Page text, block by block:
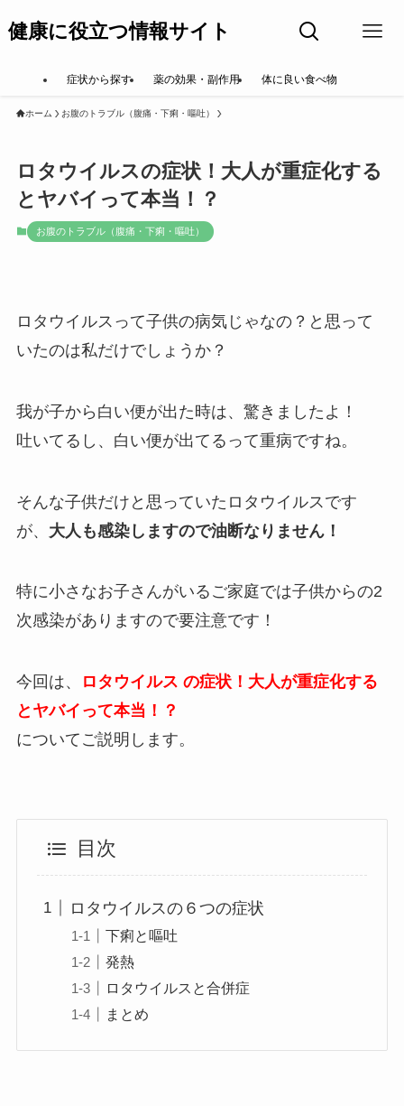
健康に役立つ情報サイト
症状から探す 薬の効果・副作用 体に良い食べ物
ホーム お腹のトラブル（腹痛・下痢・嘔吐）
ロタウイルスの症状！大人が重症化する
とヤバイって本当！？
お腹のトラブル（腹痛・下痢・嘔吐）
ロタウイルスって子供の病気じゃなの？と思って
いたのは私だけでしょうか？
我が子から白い便が出た時は、驚きましたよ！
吐いてるし、白い便が出てるって重病ですね。
そんな子供だけと思っていたロタウイルスです
が、 大人も感染しますので油断なりません！
特に小さなお子さんがいるご家庭では子供からの2
次感染がありますので要注意です！
今回は、
ロタウイルス の症状！大人が重症化する
とヤバイって本当！？
についてご説明します。
目次
ロタウイルスの６つの症状
下痢と嘔吐
発熱
ロタウイルスと合併症
まとめ